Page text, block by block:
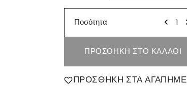
Ποσότητα
ΠΡΟΣΘΉΚΗ ΣΤΟ ΚΑΛΆΘΙ
ΠΡΟΣΘΉΚΗ ΣΤΑ